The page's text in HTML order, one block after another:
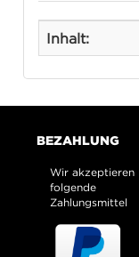
Inhalt:
BEZAHLUNG
Wir akzeptieren
folgende
Zahlungsmittel